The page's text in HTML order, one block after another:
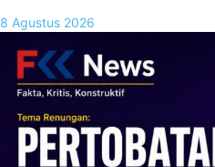
8 Agustus 2026